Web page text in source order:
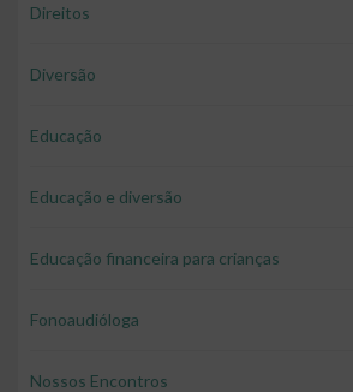
Direitos
Diversão
Educação
Educação e diversão
Educação financeira para crianças
Fonoaudióloga
Nossos Encontros